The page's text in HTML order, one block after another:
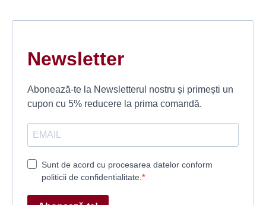
Newsletter
Abonează-te la Newsletterul nostru și primești un
cupon cu 5% reducere la prima comandă.
Sunt de acord cu procesarea datelor conform
politicii de confidentialitate.